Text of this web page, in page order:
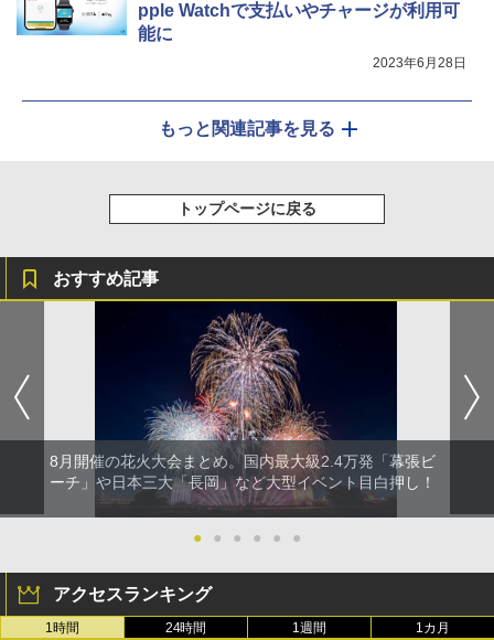
pple Watchで支払いやチャージが利用可
能に
2023年6月28日
もっと関連記事を見る
トップページに戻る
おすすめ記事
8月開催の花火大会まとめ。国内最大級2.4万発「幕張ビ
ーチ」や日本三大「長岡」など大型イベント目白押し！
● ● ● ● ● ●
アクセスランキング
1時間 24時間 1週間 1カ月